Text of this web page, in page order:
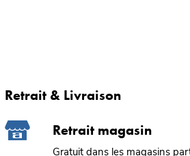
Retrait & Livraison
Retrait magasin
Gratuit dans les magasins